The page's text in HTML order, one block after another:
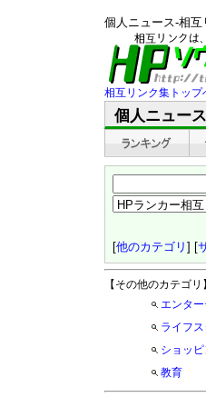
個人ニュース-相
相互リンク集トップ
個人ニュース
[他のカテゴリ ] [
【その他のカテゴリ】
エンター
ライフ
ショッ
教育